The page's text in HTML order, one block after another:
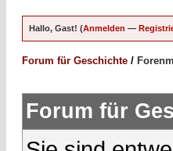
Hallo, Gast! (Anmelden —
Forum für Geschichte /
Forum für